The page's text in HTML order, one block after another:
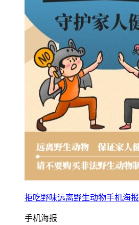
拒吃野味远离野生动物手机海报
手机海报